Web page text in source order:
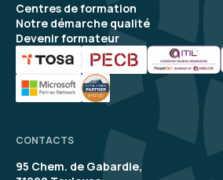
Centres de formation
Notre démarche qualité
Devenir formateur
CONTACTS
95 Chem. de Gabardie,